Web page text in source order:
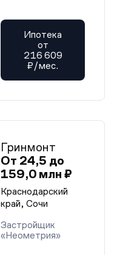
Ипотека
от
216 609
₽/мес.
Гринмонт
От 24,5 до
159,0 млн ₽
Краснодарский
край, Сочи
Застройщик
«Неометрия»